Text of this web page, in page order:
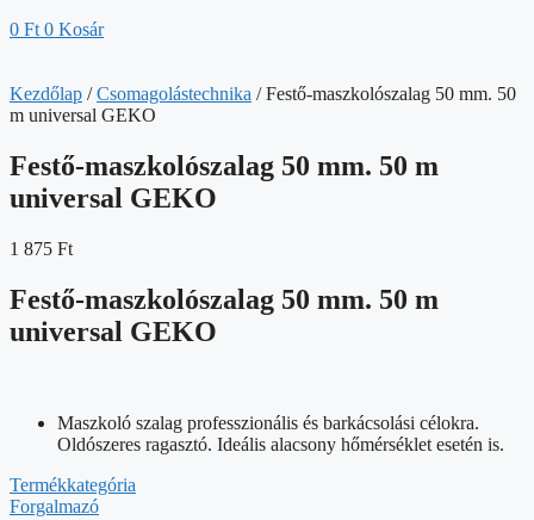
0 Ft 0 Kosár
Kezdőlap /Csomagolástechnika / Festő-maszkolószalag 50 mm. 50
m universal GEKO
Festő-maszkolószalag 50 mm. 50 m
universal GEKO
1 875 Ft
Festő-maszkolószalag 50 mm. 50 m
universal GEKO
Maszkoló szalag professzionális és barkácsolási célokra.
Oldószeres ragasztó. Ideális alacsony hőmérséklet esetén is.
Termékkategória
Forgalmazó